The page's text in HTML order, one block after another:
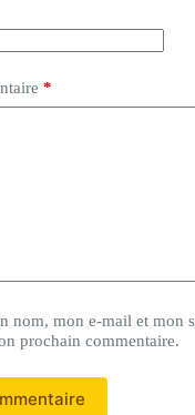
*
nom, mon e-mail et mon
prochain commentaire.